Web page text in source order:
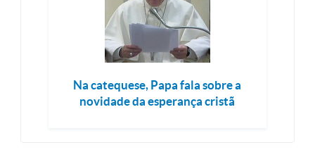
Na catequese, Papa fala sobre a
novidade da esperança cristã